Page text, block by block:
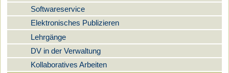
Softwareservice
Elektronisches Publizieren
Lehrgänge
DV in der Verwaltung
Kollaboratives Arbeiten